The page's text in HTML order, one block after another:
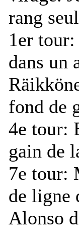
rang
1er tour:
dans un
fond de
4e tour:
gain de
7e tour:
de ligne
Alonso